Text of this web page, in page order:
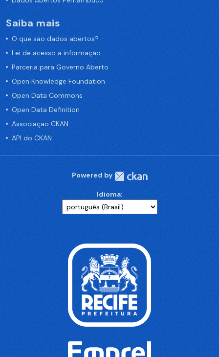
Saiba mais
O que são dados abertos?
Lei de acesso a informação
Parceria para Governo Aberto
Open Knowledge Foundation
Open Data Commons
Open Data Definition
Associação CKAN
API do CKAN
Powered by
Idioma